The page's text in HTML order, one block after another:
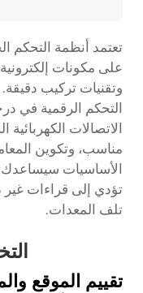
تعتمد أنظمة التحكم
على مكونات
وتقنيات تركيب
التحكم الرقمية في
الاتصالات
مناسب، وتكوين
الأساسيات سيساعدك
تؤدي إلى قراءات غير
تلف المعدات.
تقييم الموقع